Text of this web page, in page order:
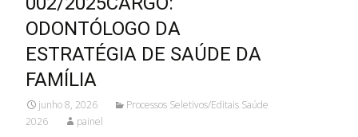
ODONTÓLOGO DA
ESTRATÉGIA DE SAÚDE DA
FAMÍLIA
junho 8, 2026
Processos Seletivos/Editais Saúde
2026
painel